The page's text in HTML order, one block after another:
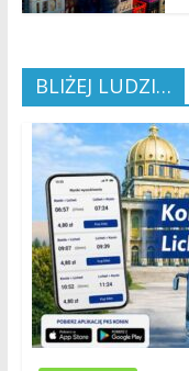
BLIŻEJ LUDZI…